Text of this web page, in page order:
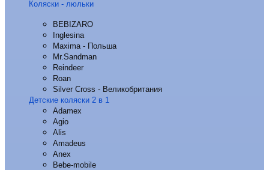
Коляски - люльки
BEBIZARO
Inglesina
Maxima - Польша
Mr.Sandman
Reindeer
Roan
Silver Cross - Великобритания
Детские коляски 2 в 1
Adamex
Agio
Alis
Amadeus
Anex
Bebe-mobile